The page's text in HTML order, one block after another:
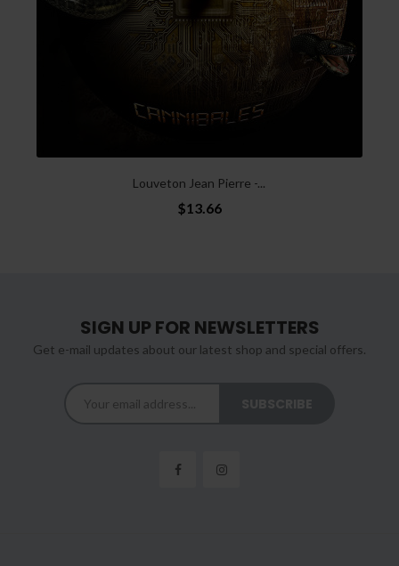
Louveton Jean Pierre -...
$13.66
SIGN UP FOR NEWSLETTERS
Get e-mail updates about our latest shop and special offers.